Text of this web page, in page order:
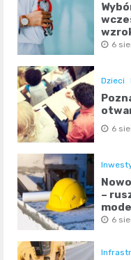
6
Dzieci
6
–
6